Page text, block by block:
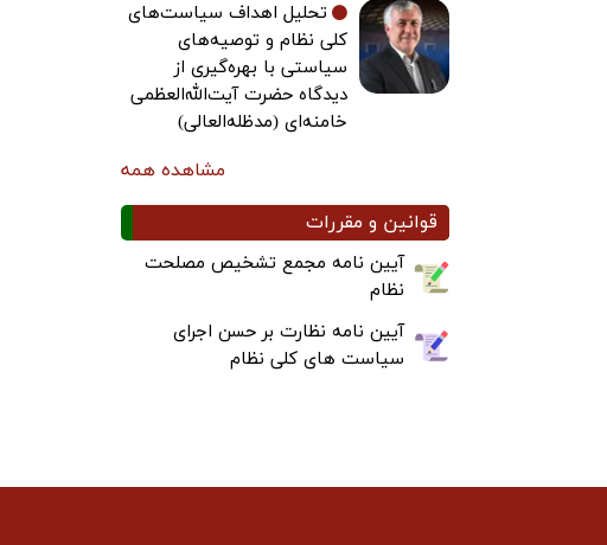
تحلیل اهداف سیاست‌های
کلی نظام و توصیه‌های
سیاستی با بهره‌گیری از
دیدگاه حضرت آیت‌الله‌العظمی
خامنه‌ای (مدظله‌العالی)
مشاهده همه
قوانین و مقررات
آیین نامه مجمع تشخیص مصلحت
نظام
آیین نامه نظارت بر حسن اجرای
سیاست های کلی نظام